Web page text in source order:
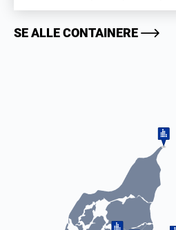
SE ALLE CONTAINERE